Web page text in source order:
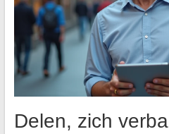
Delen, zich